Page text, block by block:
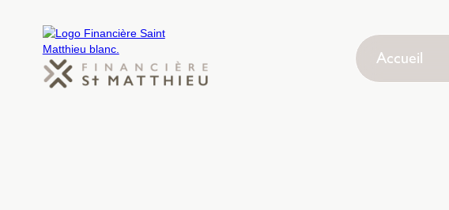
Accueil